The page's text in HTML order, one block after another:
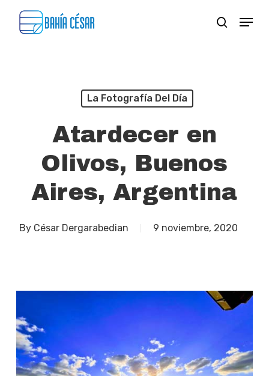
search
Menu
La Fotografía Del Día
Atardecer en
Olivos, Buenos
Aires, Argentina
By César Dergarabedian 9 noviembre, 2020